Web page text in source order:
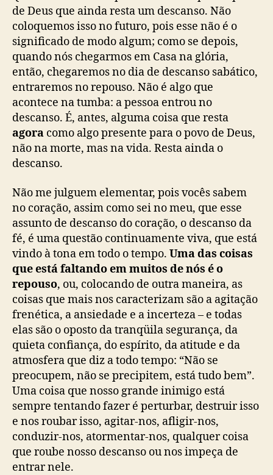
de Deus que ainda resta um descanso. Não
coloquemos isso no futuro, pois esse não é o
significado de modo algum; como se depois,
quando nós chegarmos em Casa na glória,
então, chegaremos no dia de descanso sabático,
entraremos no repouso. Não é algo que
acontece na tumba: a pessoa entrou no
descanso. É, antes, alguma coisa que resta
agora como algo presente para o povo de Deus,
não na morte, mas na vida. Resta ainda o
descanso.
Não me julguem elementar, pois vocês sabem
no coração, assim como sei no meu, que esse
assunto de descanso do coração, o descanso da
fé, é uma questão continuamente viva, que está
vindo à tona em todo o tempo. Uma das coisas
que está faltando em muitos de nós é o
repouso, ou, colocando de outra maneira, as
coisas que mais nos caracterizam são a agitação
frenética, a ansiedade e a incerteza – e todas
elas são o oposto da tranqüila segurança, da
quieta confiança, do espírito, da atitude e da
atmosfera que diz a todo tempo: “Não se
preocupem, não se precipitem, está tudo bem”.
Uma coisa que nosso grande inimigo está
sempre tentando fazer é perturbar, destruir isso
e nos roubar isso, agitar-nos, afligir-nos,
conduzir-nos, atormentar-nos, qualquer coisa
que roube nosso descanso ou nos impeça de
entrar nele.